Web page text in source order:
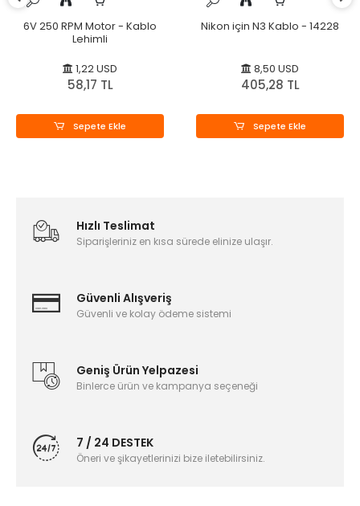
6V 250 RPM Motor - Kablo
Lehimli
1,22 USD
58,17 TL
Sepete Ekle
Nikon için N3 Kablo - 14228
8,50 USD
405,28 TL
Sepete Ekle
Hızlı Teslimat
Siparişleriniz en kısa sürede elinize ulaşır.
Güvenli Alışveriş
Güvenli ve kolay ödeme sistemi
Geniş Ürün Yelpazesi
Binlerce ürün ve kampanya seçeneği
7 / 24 DESTEK
Öneri ve şikayetlerinizi bize iletebilirsiniz.